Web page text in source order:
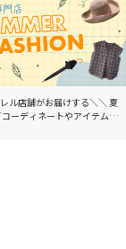
ル店舗がお届けする＼＼ 夏
ーディネートやアイテムぜ